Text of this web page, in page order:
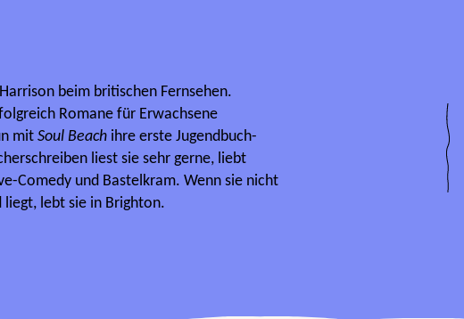
beim britischen Fernsehen.
Romane für Erwachsene
mit Soul Beach ihre erste Jugendbuch-
liest sie sehr gerne, liebt
Comedy und Bastelkram. Wenn sie nicht
liegt, lebt sie in Brighton.